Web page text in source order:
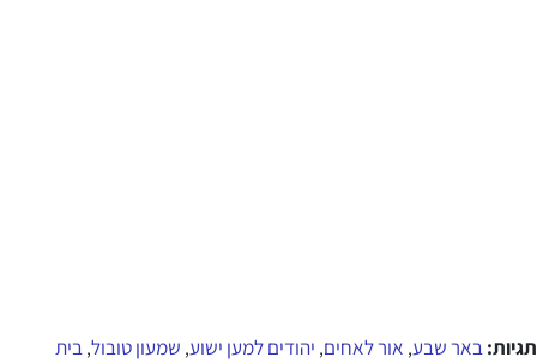
תגיות:באר שבע, אור לאחים, יהודים למען ישוע, שמעון טובול,בית